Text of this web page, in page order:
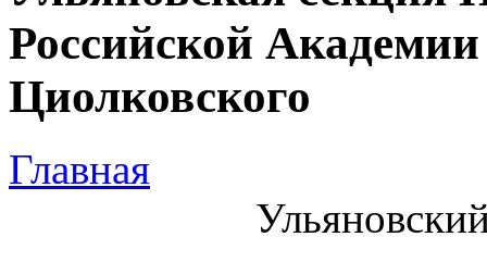
Российской
Циолковского
Главная